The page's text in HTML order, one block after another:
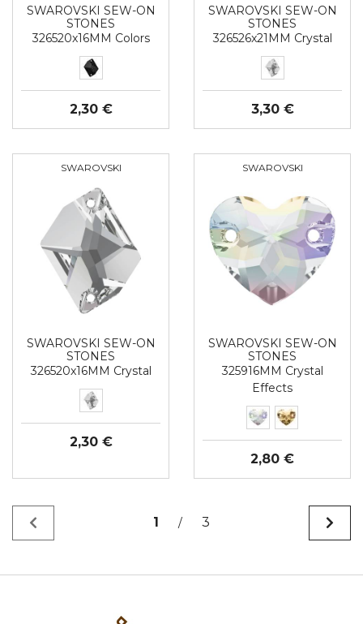
SWAROVSKI SEW-ON
STONES
326520x16MM Colors
2,30 €
SWAROVSKI SEW-ON
STONES
326526x21MM Crystal
3,30 €
SWAROVSKI
SWAROVSKI SEW-ON
STONES
326520x16MM Crystal
2,30 €
SWAROVSKI
SWAROVSKI SEW-ON
STONES
325916MM Crystal
Effects
2,80 €
1 / 3